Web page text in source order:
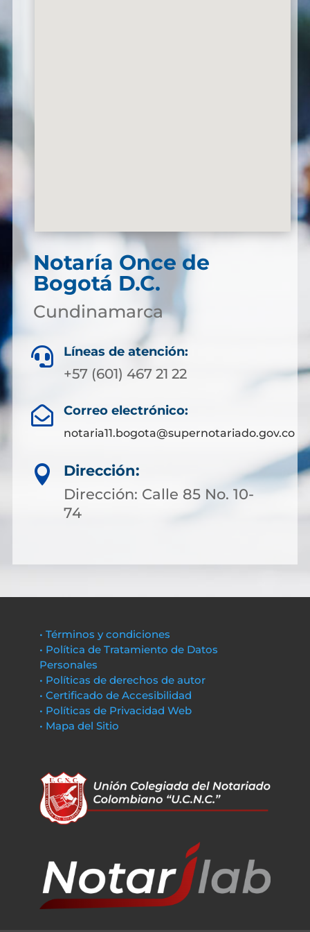
Notaría Once de
Bogotá D.C.
Cundinamarca
 Líneas de atención:
+57 (601) 467 21 22
 Correo electrónico:
notaria11.bogota@supernotariado.gov.co

Dirección:
Dirección: Calle 85 No. 10-
74
• Términos y condiciones
• Política de Tratamiento de Datos
Personales
• Políticas de derechos de autor
• Certificado de Accesibilidad
• Políticas de Privacidad Web
• Mapa del Sitio